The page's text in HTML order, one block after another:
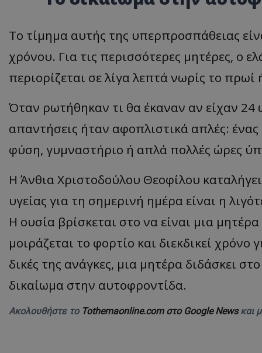
​Το τίμημα αυτής της υπερπροσπάθειας
χρόνου. Για τις περισσότερες μητέρες, ο
περιορίζεται σε λίγα λεπτά νωρίς το
Όταν ρωτήθηκαν τι θα έκαναν αν είχαν
απαντήσεις ήταν αφοπλιστικά απλές:
φύση, γυμναστήριο ή απλά πολλές ώρες
​Η Άνθια Χριστοδούλου Θεοφίλου
υγείας για τη σημερινή ημέρα είναι η
Η ουσία βρίσκεται στο να είναι μια
μοιράζεται το φορτίο και διεκδικεί χρόνο
δικές της ανάγκες, μια μητέρα διδάσκει
δικαίωμα στην αυτοφροντίδα.
Ακολουθήστε το Tothemaonline.com στο Google Newsκαι
__cf_bm